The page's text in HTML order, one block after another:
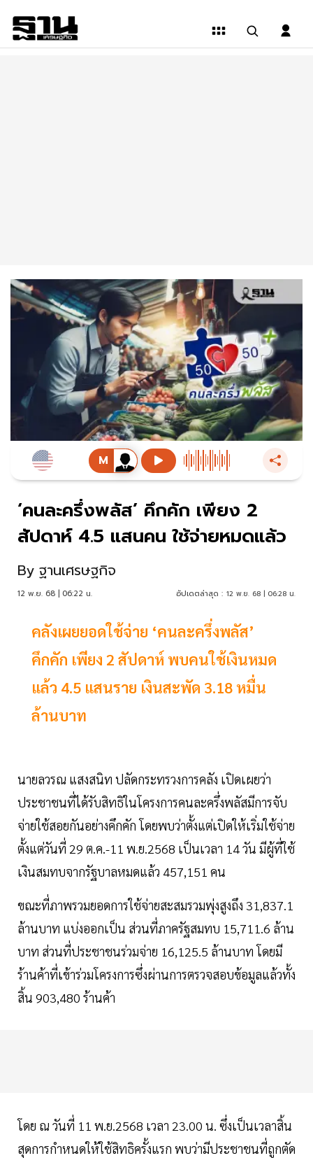
‘คนละครึ่งพลัส’ คึกคัก เพียง 2
สัปดาห์ 4.5 แสนคน ใช้จ่ายหมดแล้ว
By ฐานเศรษฐกิจ
12 พ.ย. 68 | 06:22 น. อัปเดตล่าสุด : 12 พ.ย. 68 | 06:28 น.
คลังเผยยอดใช้จ่าย ‘คนละครึ่งพลัส’
คึกคัก เพียง 2 สัปดาห์ พบคนใช้เงินหมด
แล้ว 4.5 แสนราย เงินสะพัด 3.18 หมื่น
ล้านบาท
นายลวรณ แสงสนิท ปลัดกระทรวงการคลัง เปิดเผยว่า
ประชาชนที่ได้รับสิทธิในโครงการคนละครึ่งพลัสมีการจับ
จ่ายใช้สอยกันอย่างคึกคัก โดยพบว่าตั้งแต่เปิดให้เริ่มใช้จ่าย
ตั้งแต่วันที่ 29 ต.ค.-11 พ.ย.2568 เป็นเวลา 14 วัน มีผู้ที่ใช้
เงินสมทบจากรัฐบาลหมดแล้ว 457,151 คน
ขณะที่ภาพรวมยอดการใช้จ่ายสะสมรวมพุ่งสูงถึง 31,837.1
ล้านบาท แบ่งออกเป็น ส่วนที่ภาครัฐสมทบ 15,711.6 ล้าน
บาท ส่วนที่ประชาชนร่วมจ่าย 16,125.5 ล้านบาท โดยมี
ร้านค้าที่เข้าร่วมโครงการซึ่งผ่านการตรวจสอบข้อมูลแล้วทั้ง
สิ้น 903,480 ร้านค้า
โดย ณ วันที่ 11 พ.ย.2568 เวลา 23.00 น. ซึ่งเป็นเวลาสิ้น
สุดการกำหนดให้ใช้สิทธิครั้งแรก พบว่ามีประชาชนที่ถูกตัด